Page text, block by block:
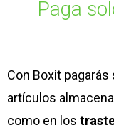
Paga
Con Boxit
artículos
como en los